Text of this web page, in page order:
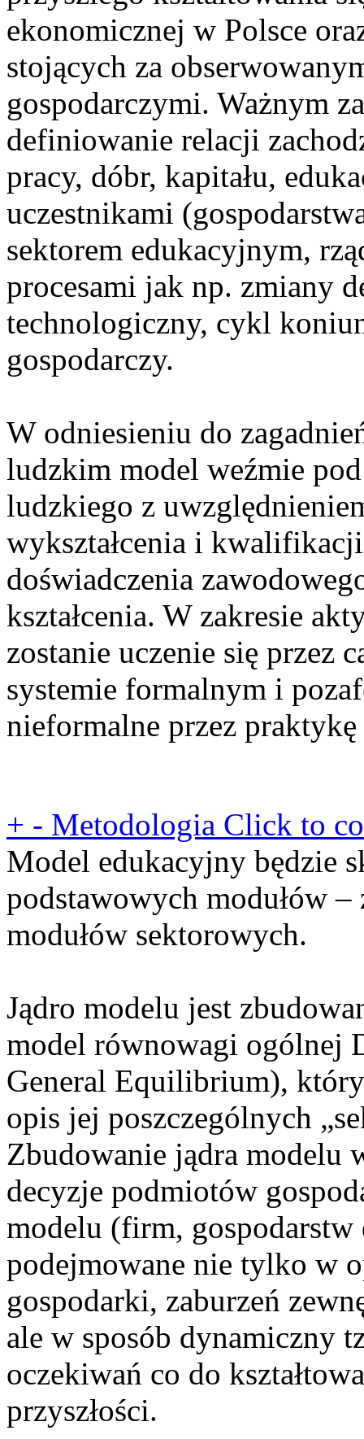
ekonomicznej w Polsce
stojących za
gospodarczymi. Ważnym
definiowanie relacji
pracy, dóbr, kapitału,
uczestnikami
sektorem edukacyjnym,
procesami jak np. zmiany
technologiczny, cykl
gospodarczy.
W odniesieniu do
ludzkim model weźmie
ludzkiego z
wykształcenia i
doświadczenia
kształcenia. W zakresie
zostanie uczenie się przez
systemie formalnym i
nieformalne przez
+ - Metodologia Click to
Model edukacyjny będzie
podstawowych modułów
modułów sektorowych.
Jądro modelu jest
model równowagi ogólnej
General Equilibrium),
opis jej poszczególnych
Zbudowanie jądra modelu
decyzje podmiotów
modelu (firm, gospodarstw
podejmowane nie tylko w
gospodarki, zaburzeń
ale w sposób dynamiczny
oczekiwań co do
przyszłości.